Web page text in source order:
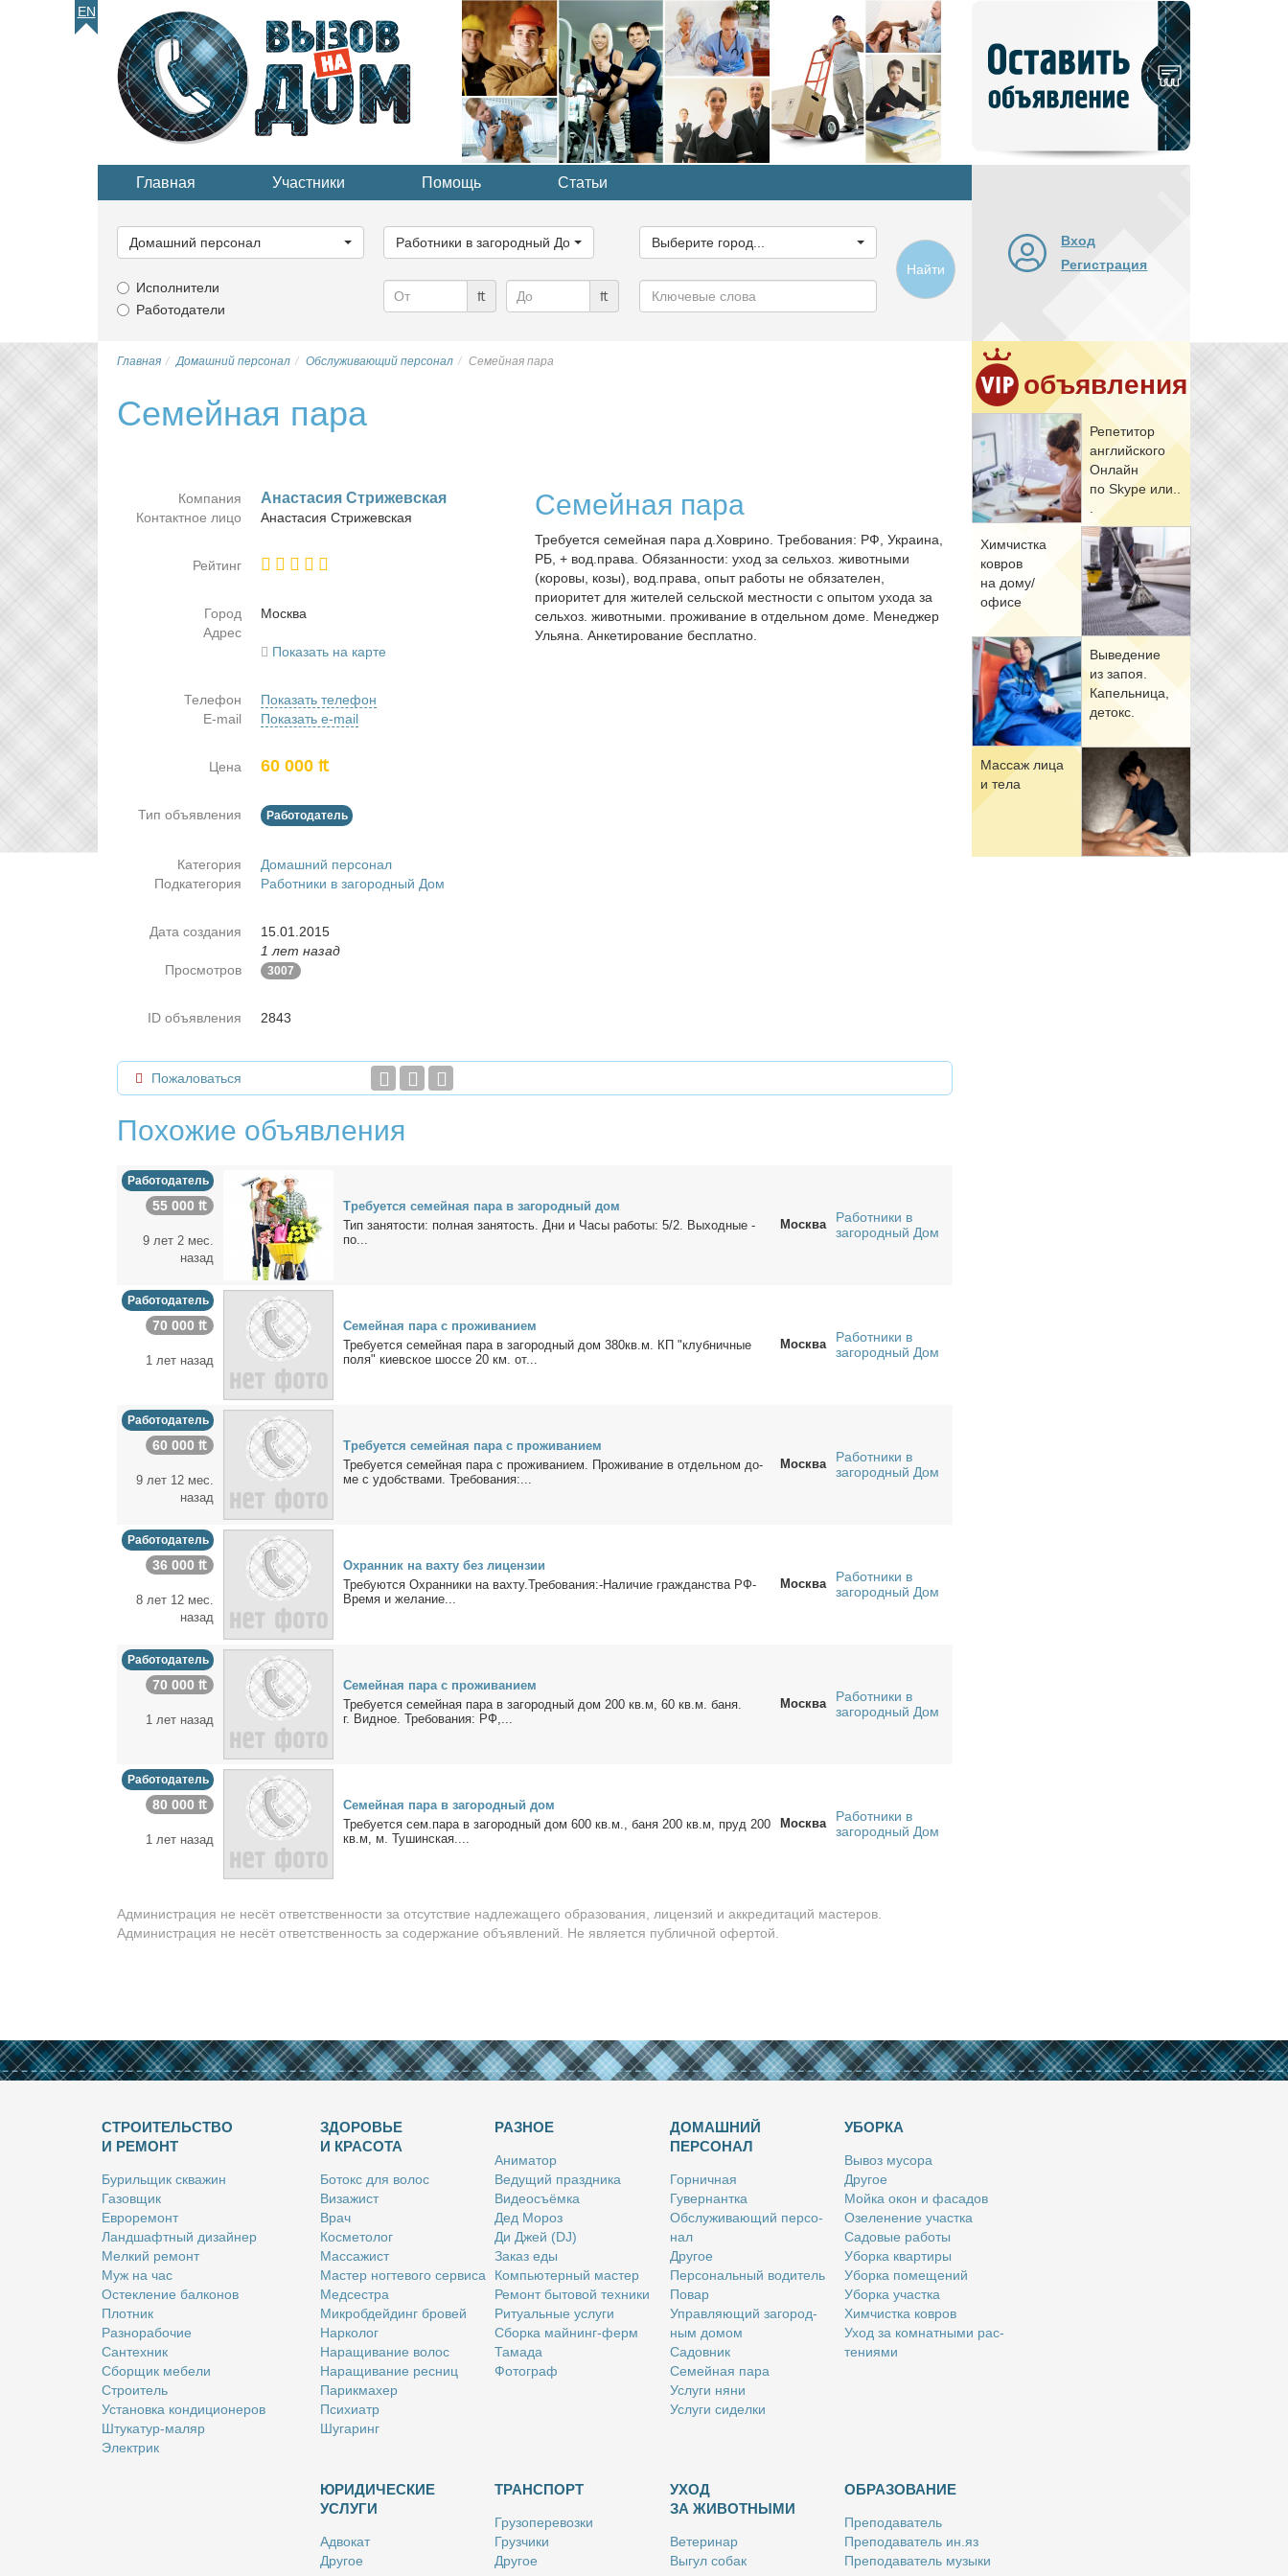
EN
объявление
Главная Участники Помощь Статьи
категорию...
Домашний персонал
категорию...
Работники в загородный Дом
город...
Выберите город...
Исполнители
Работодатели
₶ ₶
Ключевые
слова
Найти
Вход
Регистрация
объявления
Ре­пе­ти­тор
ан­глий­ско­го
Он­лайн
по Skype или..
Хим­чист­ка
ков­ров
на до­му/
офи­се
Вы­ве­де­ние
из за­поя.
Ка­пель­ни­ца,
де­токс.
Мас­саж ли­ца
и те­ла
Главная Домашний персонал Обслуживающий персонал Семейная пара
Семейная пара
Семейная пара
Требуется семейная пара д.Ховрино. Требования: РФ, Украина,
РБ, + вод.права. Обязанности: уход за сельхоз. животными
(коровы, козы), вод.права, опыт работы не обязателен,
приоритет для жителей сельской местности с опытом ухода за
сельхоз. животными. проживание в отдельном доме. Менеджер
Ульяна. Анкетирование бесплатно.
Компания Ана­ста­сия Стри­жев­ская
Контактное лицо Ана­ста­сия Стри­жев­ская
Рейтинг
Город
Москва
Адрес
Показать на карте
Телефон
Показать телефон
E-mail
Показать e-mail
Цена 60 000 ₶
Тип объявления Работодатель
Категория
Домашний персонал
Подкатегория
Работники в загородный Дом
Дата создания
15.01.2015
1 лет назад
Просмотров
3007
ID объявления 2843
Пожаловаться
Похожие объявления
Работодатель
55 000 ₶
9 лет 2 мес.
назад
Тре­бу­ет­ся се­мей­ная па­ра в за­го­род­ный дом
Тип за­ня­то­сти: пол­ная за­ня­тость. Дни и Ча­сы ра­бо­ты: 5/2. Вы­ход­ные -
по...
Москва
Работники в
загородный Дом
Работодатель
70 000 ₶
1 лет назад
Се­мей­ная па­ра с про­жи­ва­ни­ем
Тре­бу­ет­ся се­мей­ная па­ра в за­го­род­ный дом 380кв.м. КП "клуб­нич­ные
по­ля" ки­ев­ское шос­се 20 км. от...
Москва
Работники в
загородный Дом
Работодатель
60 000 ₶
9 лет 12 мес.
назад
Тре­бу­ет­ся се­мей­ная па­ра с про­жи­ва­ни­ем
Тре­бу­ет­ся се­мей­ная па­ра с про­жи­ва­ни­ем. Про­жи­ва­ние в от­дель­ном до­
ме с удоб­ства­ми. Тре­бо­ва­ния:...
Москва
Работники в
загородный Дом
Работодатель
36 000 ₶
8 лет 12 мес.
назад
Охран­ник на вах­ту без ли­цен­зии
Тре­бу­ют­ся Охран­ни­ки на вах­ту.Тре­бо­ва­ния:-На­ли­чие граж­дан­ства РФ-
Вре­мя и же­ла­ние...
Москва
Работники в
загородный Дом
Работодатель
70 000 ₶
1 лет назад
Се­мей­ная па­ра с про­жи­ва­ни­ем
Тре­бу­ет­ся се­мей­ная па­ра в за­го­род­ный дом 200 кв.м, 60 кв.м. ба­ня.
г. Вид­ное. Тре­бо­ва­ния: РФ,...
Москва
Работники в
загородный Дом
Работодатель
80 000 ₶
1 лет назад
Cемей­ная па­ра в за­го­род­ный дом
Тре­бу­ет­ся сем.па­ра в за­го­род­ный дом 600 кв.м., ба­ня 200 кв.м, пруд 200
кв.м, м. Ту­шин­ская....
Москва
Работники в
загородный Дом
Администрация не несёт ответственности за отсутствие надлежащего образования, лицензий и аккредитаций мастеров.
Администрация не несёт ответственность за содержание объявлений. Не является публичной офертой.
СТРОИТЕЛЬСТВО
И РЕМОНТ
Бу­риль­щик сква­жин
Га­зов­щик
Ев­ро­ре­монт
Ланд­шафт­ный ди­зай­нер
Мел­кий ре­монт
Муж на час
Остек­ле­ние бал­ко­нов
Плот­ник
Раз­но­ра­бо­чие
Сан­тех­ник
Сбор­щик ме­бе­ли
Стро­и­тель
Уста­нов­ка кон­ди­ци­о­не­ров
Шту­ка­тур-ма­ляр
Элек­трик
ЗДОРОВЬЕ
И КРАСОТА
Бо­токс для во­лос
Ви­за­жист
Врач
Кос­ме­то­лог
Мас­са­жист
Ма­стер ног­те­во­го сер­ви­са
Мед­сест­ра
Мик­роб­дей­динг бро­вей
Нар­ко­лог
На­ра­щи­ва­ние во­лос
На­ра­щи­ва­ние рес­ниц
Па­рик­махер
Пси­хи­атр
Шу­га­ринг
РАЗНОЕ
Ани­ма­тор
Ве­ду­щий празд­ни­ка
Ви­део­съём­ка
Дед Мо­роз
Ди Джей (DJ)
За­каз еды
Ком­пью­тер­ный ма­стер
Ре­монт бы­то­вой тех­ни­ки
Ри­ту­аль­ные услу­ги
Сбор­ка май­нинг-ферм
Та­ма­да
Фо­то­граф
ДОМАШНИЙ
ПЕРСОНАЛ
Гор­нич­ная
Гу­вер­нант­ка
Об­слу­жи­ва­ю­щий пер­со­
нал
Дру­гое
Пер­со­наль­ный во­ди­тель
По­вар
Управ­ля­ю­щий за­го­род­
ным до­мом
Са­дов­ник
Се­мей­ная па­ра
Услу­ги ня­ни
Услу­ги си­дел­ки
УБОРКА
Вы­воз му­со­ра
Дру­гое
Мой­ка окон и фа­са­дов
Озе­ле­не­ние участ­ка
Са­до­вые ра­бо­ты
Убор­ка квар­ти­ры
Убор­ка по­ме­ще­ний
Убор­ка участ­ка
Хим­чист­ка ков­ров
Уход за ком­нат­ны­ми рас­
те­ни­я­ми
ЮРИДИЧЕСКИЕ
УСЛУГИ
Адво­кат
Дру­гое
ТРАНСПОРТ
Гру­зо­пе­ре­воз­ки
Груз­чи­ки
Дру­гое
УХОД
ЗА ЖИВОТНЫМИ
Ве­те­ри­нар
Вы­гул со­бак
ОБРАЗОВАНИЕ
Пре­по­да­ва­тель
Пре­по­да­ва­тель ин.яз
Пре­по­да­ва­тель му­зы­ки